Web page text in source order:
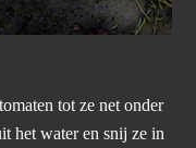
tot ze net onder
het water en snij ze in